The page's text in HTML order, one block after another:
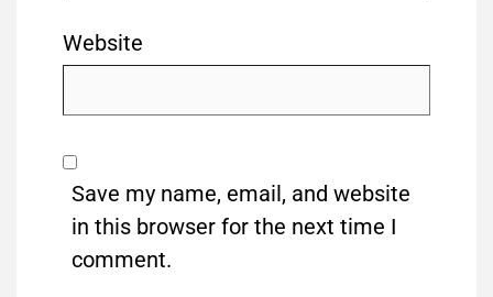
Website
Save my name, email, and website
in this browser for the next time I
comment.